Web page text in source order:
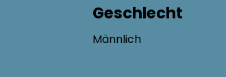
Geschlecht
Männlich